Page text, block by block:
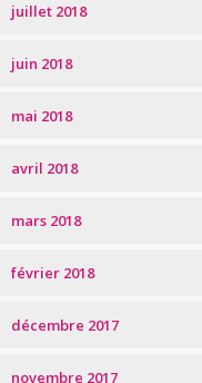
juillet 2018
juin 2018
mai 2018
avril 2018
mars 2018
février 2018
décembre 2017
novembre 2017